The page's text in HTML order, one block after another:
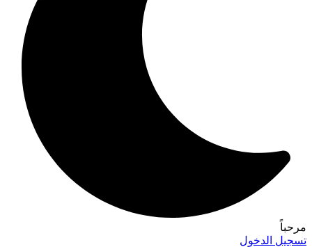
مرحباً
تسجيل الدخول